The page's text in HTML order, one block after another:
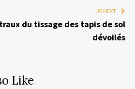
UP NEXT
du tissage des tapis de sol
dévoilés
Like